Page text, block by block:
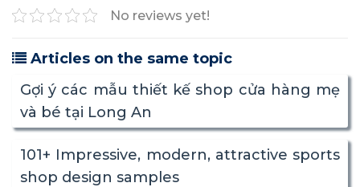
No reviews yet!
Articles on the same topic
Gợi ý các mẫu thiết kế shop cửa hàng mẹ
và bé tại Long An
101+ Impressive, modern, attractive sports
shop design samples